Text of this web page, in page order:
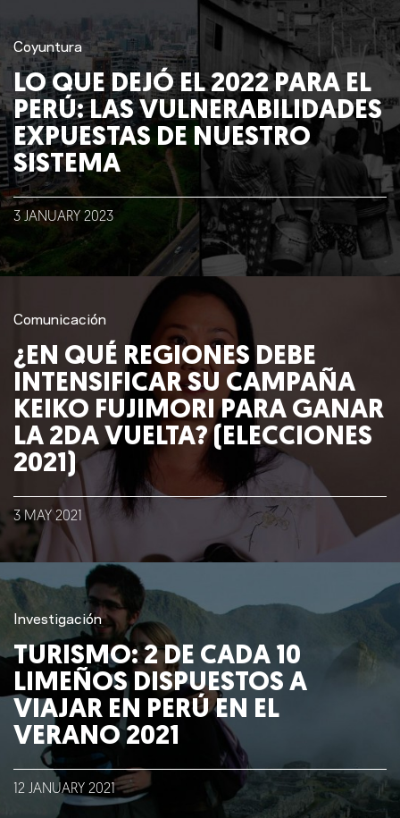
Nosotros
Lo que hacemos
Blog
Talento
Conversemos
Coyuntura
LO QUE DEJÓ EL 2022 PARA EL
PERÚ: LAS VULNERABILIDADES
EXPUESTAS DE NUESTRO
SISTEMA
3 JANUARY 2023
Comunicación
¿EN QUÉ REGIONES DEBE
INTENSIFICAR SU CAMPAÑA
KEIKO FUJIMORI PARA GANAR
LA 2DA VUELTA? (ELECCIONES
2021)
3 MAY 2021
Investigación
TURISMO: 2 DE CADA 10
LIMEÑOS DISPUESTOS A
VIAJAR EN PERÚ EN EL
VERANO 2021
12 JANUARY 2021